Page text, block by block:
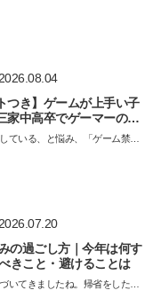
ほしい
2026.08.04
つき】ゲームが上手い子
家中高卒でゲーマーの医
えるゲームしながら受験
ている、と悩み、「ゲーム禁
2026.07.20
の過ごし方｜今年は何す
きこと・避けることは
いてきましたね。帰省をした